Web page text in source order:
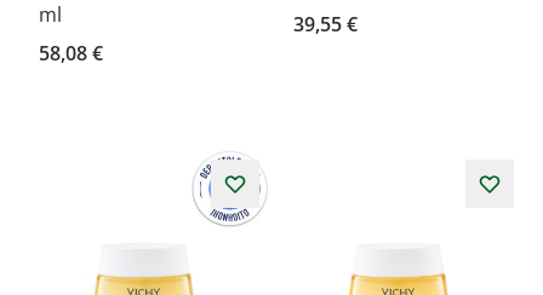
ml
58,08 €
39,55 €